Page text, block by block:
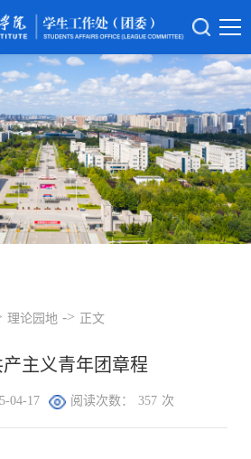
理论园地 -> 正文
产主义青年团章程
04-17 阅读次数： 357 次